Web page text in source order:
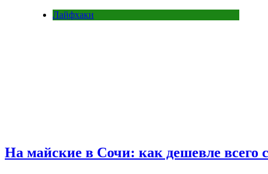
Лайфхаки
На майские в Сочи: как дешевле всего